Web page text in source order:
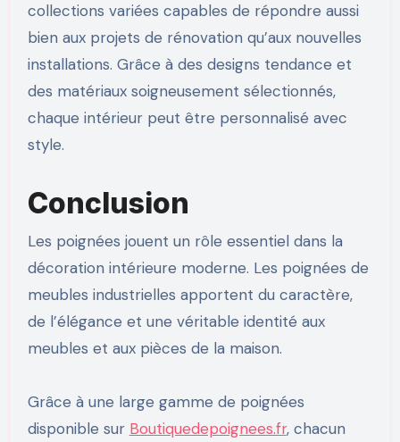
collections variées capables de répondre aussi
bien aux projets de rénovation qu’aux nouvelles
installations. Grâce à des designs tendance et
des matériaux soigneusement sélectionnés,
chaque intérieur peut être personnalisé avec
style.
Conclusion
Les poignées jouent un rôle essentiel dans la
décoration intérieure moderne. Les poignées de
meubles industrielles apportent du caractère,
de l’élégance et une véritable identité aux
meubles et aux pièces de la maison.
Grâce à une large gamme de poignées
disponible sur Boutiquedepoignees.fr, chacun